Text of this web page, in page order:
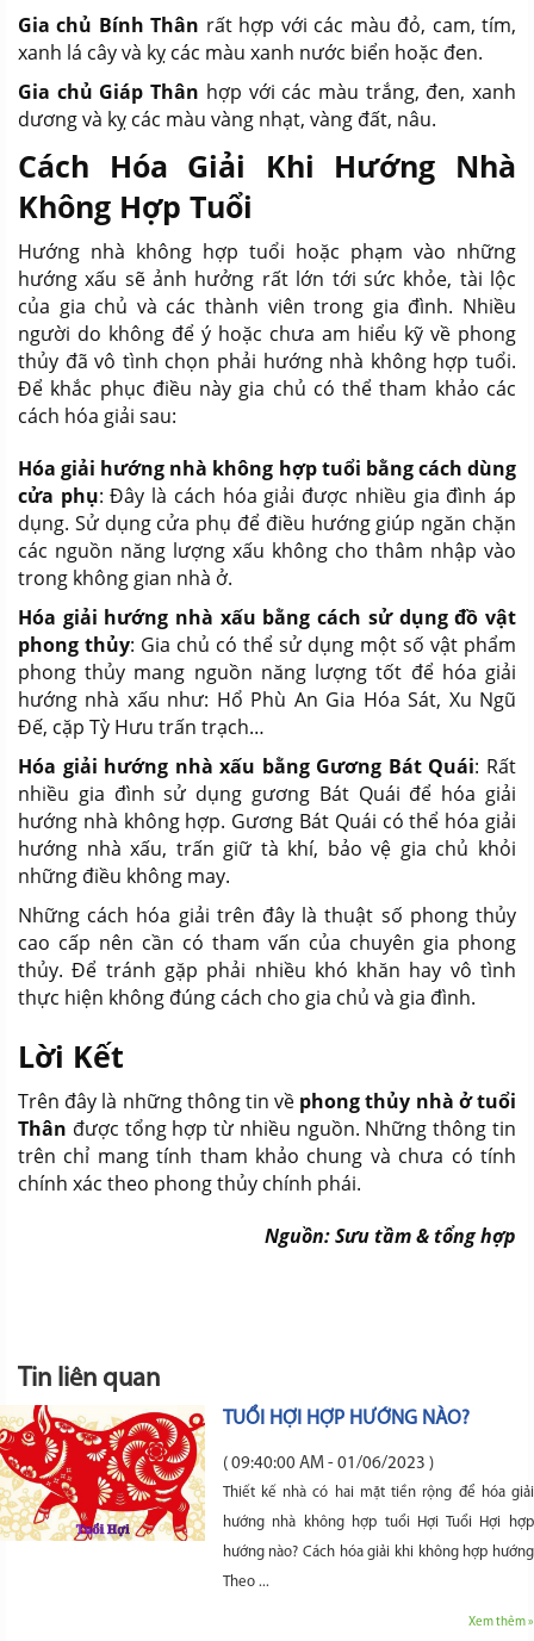
Gia chủ Bính Thân rất hợp với các màu đỏ, cam, tím,
xanh lá cây và kỵ các màu xanh nước biển hoặc đen.
Gia chủ Giáp Thân hợp với các màu trắng, đen, xanh
dương và kỵ các màu vàng nhạt, vàng đất, nâu.
Cách Hóa Giải Khi Hướng Nhà
Không Hợp Tuổi
Hướng nhà không hợp tuổi hoặc phạm vào những
hướng xấu sẽ ảnh hưởng rất lớn tới sức khỏe, tài lộc
của gia chủ và các thành viên trong gia đình. Nhiều
người do không để ý hoặc chưa am hiểu kỹ về phong
thủy đã vô tình chọn phải hướng nhà không hợp tuổi.
Để khắc phục điều này gia chủ có thể tham khảo các
cách hóa giải sau:
Hóa giải hướng nhà không hợp tuổi bằng cách dùng
cửa phụ: Đây là cách hóa giải được nhiều gia đình áp
dụng. Sử dụng cửa phụ để điều hướng giúp ngăn chặn
các nguồn năng lượng xấu không cho thâm nhập vào
trong không gian nhà ở.
Hóa giải hướng nhà xấu bằng cách sử dụng đồ vật
phong thủy: Gia chủ có thể sử dụng một số vật phẩm
phong thủy mang nguồn năng lượng tốt để hóa giải
hướng nhà xấu như: Hổ Phù An Gia Hóa Sát, Xu Ngũ
Đế, cặp Tỳ Hưu trấn trạch…
Hóa giải hướng nhà xấu bằng Gương Bát Quái: Rất
nhiều gia đình sử dụng gương Bát Quái để hóa giải
hướng nhà không hợp. Gương Bát Quái có thể hóa giải
hướng nhà xấu, trấn giữ tà khí, bảo vệ gia chủ khỏi
những điều không may.
Những cách hóa giải trên đây là thuật số phong thủy
cao cấp nên cần có tham vấn của chuyên gia phong
thủy. Để tránh gặp phải nhiều khó khăn hay vô tình
thực hiện không đúng cách cho gia chủ và gia đình.
Lời Kết
Trên đây là những thông tin về phong thủy nhà ở tuổi
Thân được tổng hợp từ nhiều nguồn. Những thông tin
trên chỉ mang tính tham khảo chung và chưa có tính
chính xác theo phong thủy chính phái.
Nguồn: Sưu tầm & tổng hợp
Tin liên quan
TUỔI HỢI HỢP HƯỚNG NÀO?
( 09:40:00 AM - 01/06/2023 )
Thiết kế nhà có hai mặt tiền rộng để hóa giải
hướng nhà không hợp tuổi Hợi Tuổi Hợi hợp
hướng nào? Cách hóa giải khi không hợp hướng
Theo ...
Xem thêm »